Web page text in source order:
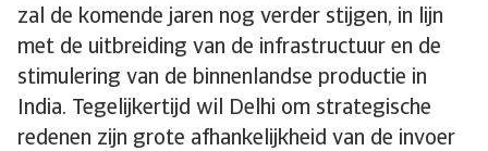
zal de komende jaren nog verder stijgen, in lijn
met de uitbreiding van de infrastructuur en de
stimulering van de binnenlandse productie in
India. Tegelijkertijd wil Delhi om strategische
redenen zijn grote afhankelijkheid van de invoer